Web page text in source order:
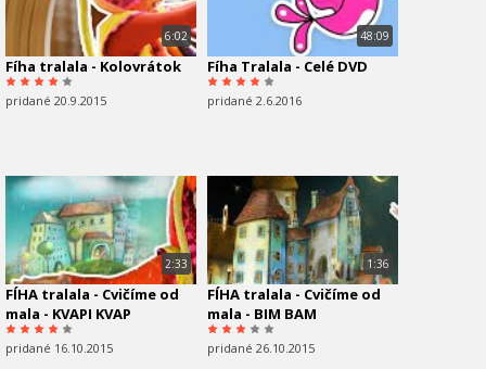
6:02
Fíha tralala - Kolovrátok
pridané 20.9.2015
48:09
Fíha Tralala - Celé DVD
pridané 2.6.2016
2:33
FÍHA tralala - Cvičíme od
mala - KVAPI KVAP
pridané 16.10.2015
1:36
FÍHA tralala - Cvičíme od
mala - BIM BAM
pridané 26.10.2015